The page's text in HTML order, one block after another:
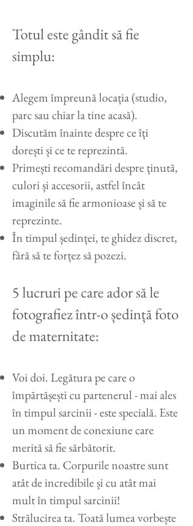
Totul este gândit să fie
simplu:
Alegem împreună locația (studio,
parc sau chiar la tine acasă).
Discutăm înainte despre ce îți
dorești și ce te reprezintă.
Primești recomandări despre ținută,
culori și accesorii, astfel încât
imaginile să fie armonioase și să te
reprezinte.
În timpul ședinței, te ghidez discret,
fără să te forțez să pozezi.
5 lucruri pe care ador să le
fotografiez într-o ședință foto
de maternitate:
Voi doi. Legătura pe care o
împărtășești cu partenerul - mai ales
în timpul sarcinii - este specială. Este
un moment de conexiune care
merită să fie sărbătorit.
Burtica ta. Corpurile noastre sunt
atât de incredibile și cu atât mai
mult în timpul sarcinii!
Strălucirea ta. Toată lumea vorbește